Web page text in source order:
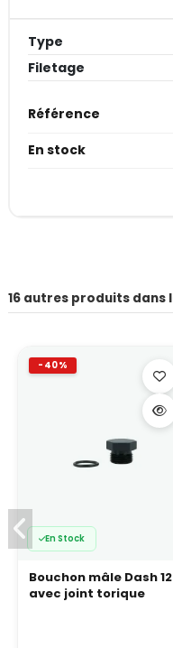
Type
Filetage
Référence
En stock
16 autres produits dans
-40%
En Stock
Bouchon mâle Dash 12
avec joint torique